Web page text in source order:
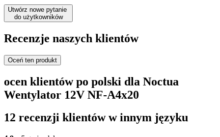
Utwórz nowe pytanie
do użytkowników
Recenzje naszych klientów
Oceń ten produkt
ocen klientów po polski dla Noctua
Wentylator 12V NF-A4x20
12 recenzji klientów w innym języku